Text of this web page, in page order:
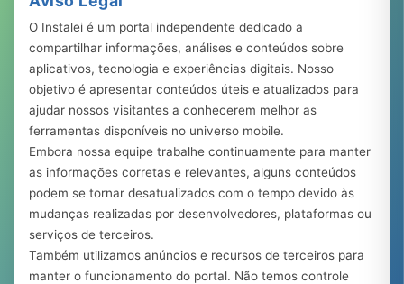
O Instalei é um portal independente dedicado a
compartilhar informações, análises e conteúdos sobre
aplicativos, tecnologia e experiências digitais. Nosso
objetivo é apresentar conteúdos úteis e atualizados para
ajudar nossos visitantes a conhecerem melhor as
ferramentas disponíveis no universo mobile.
Embora nossa equipe trabalhe continuamente para manter
as informações corretas e relevantes, alguns conteúdos
podem se tornar desatualizados com o tempo devido às
mudanças realizadas por desenvolvedores, plataformas ou
serviços de terceiros.
Também utilizamos anúncios e recursos de terceiros para
manter o funcionamento do portal. Não temos controle